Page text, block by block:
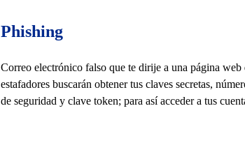
Phishing
Correo electrónico falso que te dirije a una página
estafadores buscarán obtener tus claves secretas,
de seguridad y clave token; para así acceder a tus